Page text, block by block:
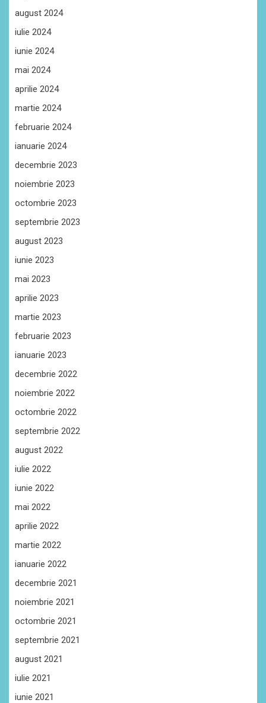
august 2024
iulie 2024
iunie 2024
mai 2024
aprilie 2024
martie 2024
februarie 2024
ianuarie 2024
decembrie 2023
noiembrie 2023
octombrie 2023
septembrie 2023
august 2023
iunie 2023
mai 2023
aprilie 2023
martie 2023
februarie 2023
ianuarie 2023
decembrie 2022
noiembrie 2022
octombrie 2022
septembrie 2022
august 2022
iulie 2022
iunie 2022
mai 2022
aprilie 2022
martie 2022
ianuarie 2022
decembrie 2021
noiembrie 2021
octombrie 2021
septembrie 2021
august 2021
iulie 2021
iunie 2021